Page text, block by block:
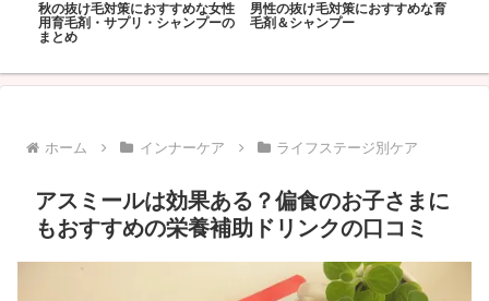
秋の抜け毛対策におすすめな女性
用育毛剤・サプリ・シャンプーの
まとめ
男性の抜け毛対策におすすめな育
毛剤＆シャンプー
ホーム インナーケア ライフステージ別ケア
アスミールは効果ある？偏食のお子さまに
もおすすめの栄養補助ドリンクの口コミ